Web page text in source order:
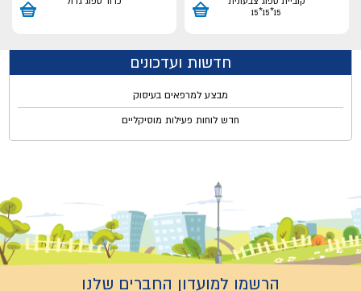
15*15*15
חדשות ועדכונים
מבצע למרפאים בעיסוק
חדש לוחות פעילות מוסיקליים
הרשמו למועדון החברים שלנו